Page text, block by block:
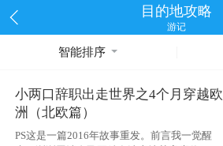
目的地攻略
游记
智能排序
小两口辞职出走世界之4个月穿越欧
洲（北欧篇）
PS这是一篇2016年故事重发。前言我一觉醒